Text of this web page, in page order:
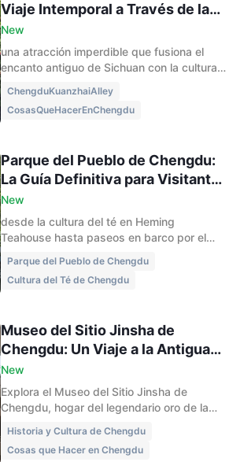
Viaje Intemporal a Través de la
Vieja y Nueva Chengdú
New
una atracción imperdible que fusiona el
encanto antiguo de Sichuan con la cultura
atracciones, tiendas, comida y los mejores
consejos de viaje para los visitantes por
ChengduKuanzhaiAlley
CosasQueHacerEnChengdu
Parque del Pueblo de Chengdu:
La Guía Definitiva para Visitantes
por Primera Vez
New
desde la cultura del té en Heming
Teahouse hasta paseos en barco por el
emparejamiento. Descubre esta vibrante
joya local en el corazón de Chengdu con
Parque del Pueblo de Chengdu
Cultura del Té de Chengdu
Museo del Sitio Jinsha de
Chengdu: Un Viaje a la Antigua
Civilización Shu
New
Explora el Museo del Sitio Jinsha de
Chengdu, hogar del legendario oro de la
reliquias del Antiguo Reino de Shu. Esta
guía de 2025 cubre las principales
Historia y Cultura de Chengdu
Cosas que Hacer en Chengdu